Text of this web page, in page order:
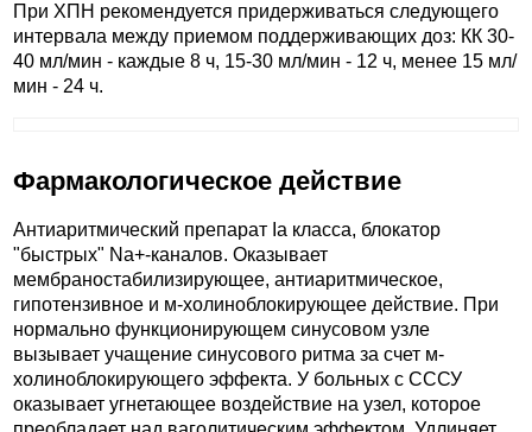
При ХПН рекомендуется придерживаться следующего
интервала между приемом поддерживающих доз: КК 30-
40 мл/мин - каждые 8 ч, 15-30 мл/мин - 12 ч, менее 15 мл/
мин - 24 ч.
Фармакологическое действие
Антиаритмический препарат Ia класса, блокатор
"быстрых" Na+-каналов. Оказывает
мембраностабилизирующее, антиаритмическое,
гипотензивное и м-холиноблокирующее действие. При
нормально функционирующем синусовом узле
вызывает учащение синусового ритма за счет м-
холиноблокирующего эффекта. У больных с СССУ
оказывает угнетающее воздействие на узел, которое